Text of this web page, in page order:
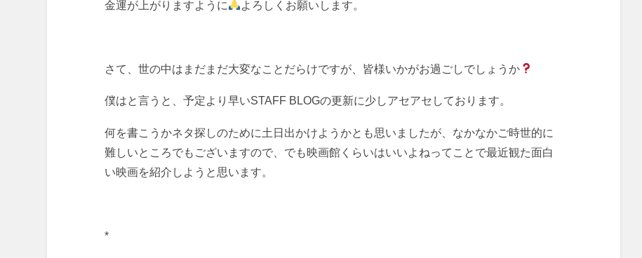
金運が上がりますように
よろしくお願いします。
さて、世の中はまだまだ大変なことだらけですが、皆様いかがお過ごしでしょうか
僕はと言うと、予定より早いSTAFF BLOGの更新に少しアセアセしております。
何を書こうかネタ探しのために土日出かけようかとも思いましたが、なかなかご時世的に
難しいところでもございますので、でも映画館くらいはいいよねってことで最近観た面白
い映画を紹介しようと思います。
*